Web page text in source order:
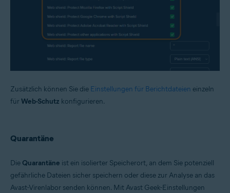
Zusätzlich können Sie die Einstellungen für Berichtdateien einzeln
fürWeb-Schutz konfigurieren.
Quarantäne
Die Quarantäne ist ein isolierter Speicherort, an dem Sie potenziell
gefährliche Dateien sicher speichern oder diese zur Analyse an das
Avast-Virenlabor senden können. Mit Avast Geek-Einstellungen